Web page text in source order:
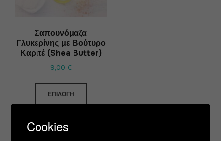
Σαπουνόμαζα
Γλυκερίνης με Βούτυρο
Καριτέ (Shea Butter)
9,00 €
ΕΠΙΛΟΓΉ
Cookies